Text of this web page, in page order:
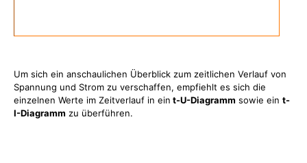
Um sich ein anschaulichen Überblick zum zeitlichen Verlauf von
Spannung und Strom zu verschaffen, empfiehlt es sich die
einzelnen Werte im Zeitverlauf in ein t-U-Diagramm sowie ein t-
I-Diagramm zu überführen.